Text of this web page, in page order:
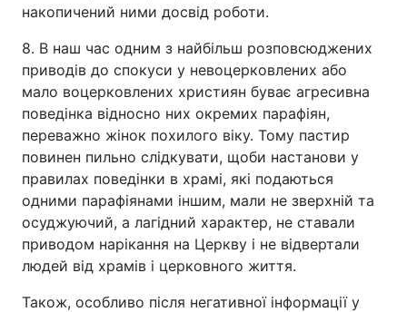
накопичений ними досвід роботи.
8. В наш час одним з найбільш розповсюджених
приводів до спокуси у невоцерковлених або
мало воцерковлених християн буває агресивна
поведінка відносно них окремих парафіян,
переважно жінок похилого віку. Тому пастир
повинен пильно слідкувати, щоби настанови у
правилах поведінки в храмі, які подаються
одними парафіянами іншим, мали не зверхній та
осуджуючий, а лагідний характер, не ставали
приводом нарікання на Церкву і не відвертали
людей від храмів і церковного життя.
Також, особливо після негативної інформації у